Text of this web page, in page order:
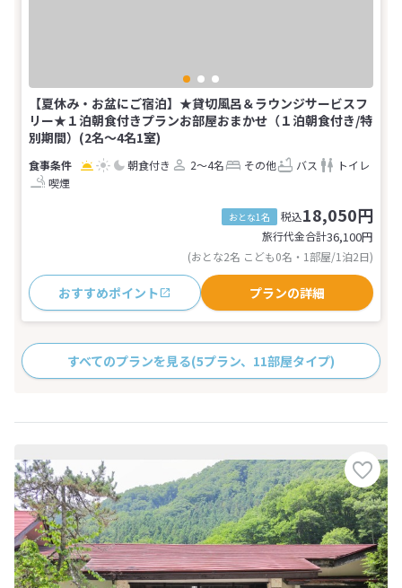
【夏休み・お盆にご宿泊】★貸切風呂＆ラウンジサービスフ
リー★１泊朝食付きプランお部屋おまかせ（１泊朝食付き/特
別期間）(2名～4名1室)
朝食付き 2～4名 その他 バス
トイレ
喫煙
おとな1名 税込18,050円
旅行代金合計36,100円
(おとな2名 こども0名・1部屋/1泊2日)
おすすめポイント プランの詳細
すべてのプランを見る(5プラン、11部屋タイプ)